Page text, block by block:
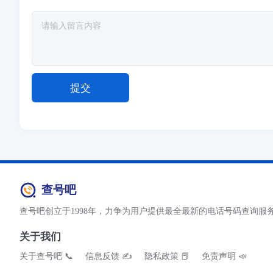
查号吧
查号吧创立于1998年，力争为用户提供最全最新的电话号码查询服
关于我们
关于查号吧 📞 信息反馈 ✍ 隐私政策 📕 免责声明 📣